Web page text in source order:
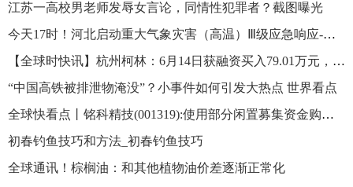
江苏一高校男老师发辱女言论，同情性犯罪者？截图曝光
今天17时！河北启动重大气象灾害（高温）Ⅲ级应急响应-微资讯
【全球时快讯】杭州柯林：6月14日获融资买入79.01万元，占当日流入资金比例4.72%
“中国高铁被排泄物淹没”？小事件如何引发大热点 世界看点
全球快看点丨铭科精技(001319):使用部分闲置募集资金购买理财产品到期赎回并继续购买理财产品
初春钓鱼技巧和方法_初春钓鱼技巧
全球通讯！棕榈油：和其他植物油价差逐渐正常化